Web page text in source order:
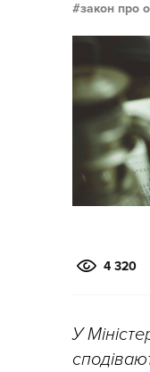
закон про
4 320
У